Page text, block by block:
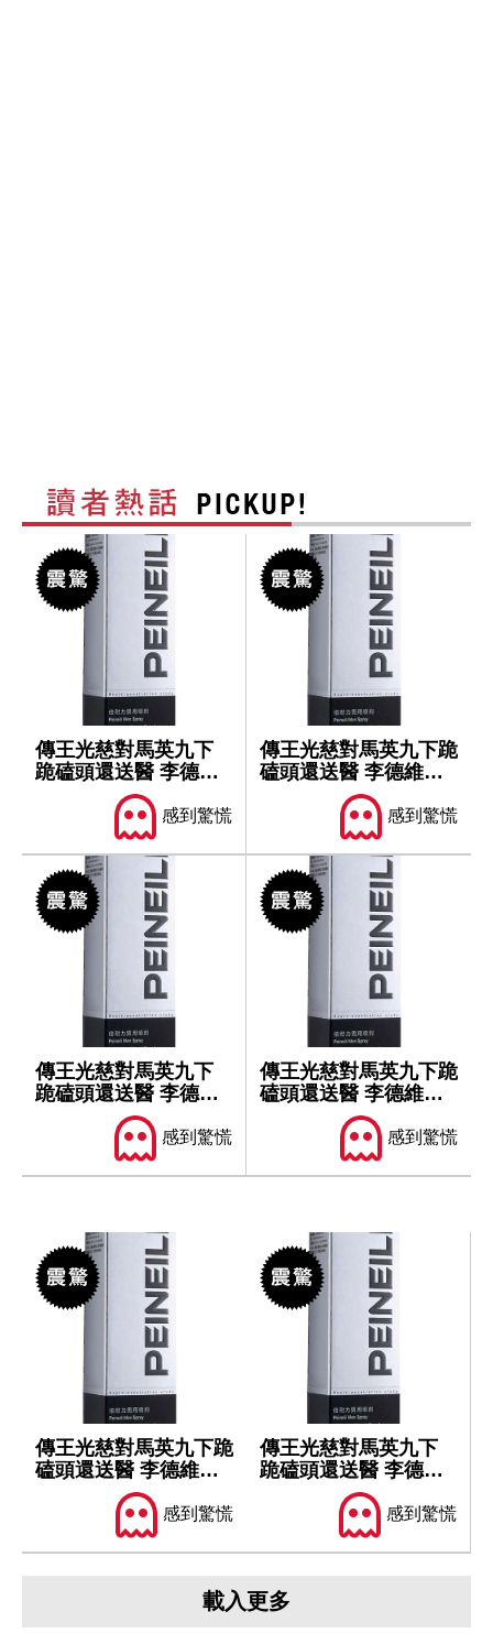
傳王光慈對馬英九下
跪磕頭還送醫 李德維
坦言聽聞陳述...
感到驚慌
傳王光慈對馬英九下跪
磕頭還送醫 李德維坦
言聽聞陳述...
感到驚慌
傳王光慈對馬英九下
跪磕頭還送醫 李德維
坦言聽聞陳述...
感到驚慌
傳王光慈對馬英九下跪
磕頭還送醫 李德維坦
言聽聞陳述...
感到驚慌
傳王光慈對馬英九下跪
磕頭還送醫 李德維坦
言聽聞陳述...
感到驚慌
傳王光慈對馬英九下
跪磕頭還送醫 李德維
坦言聽聞陳述...
感到驚慌
載入更多